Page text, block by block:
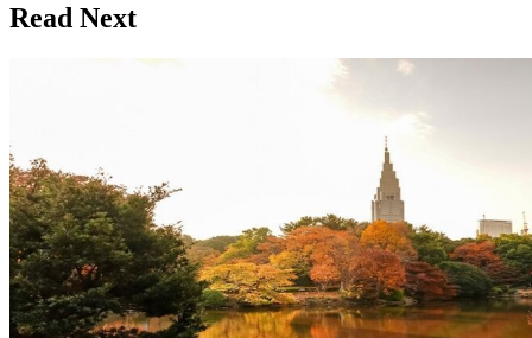
Read Next